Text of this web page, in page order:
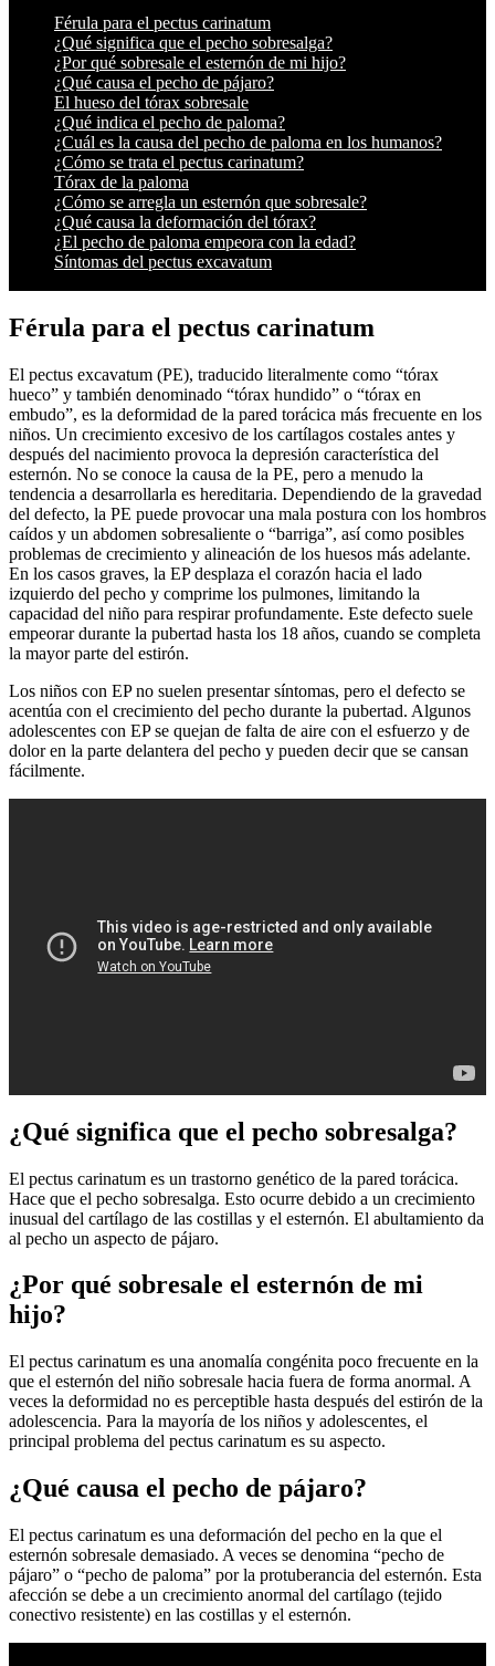
Férula para el pectus carinatum
¿Qué significa que el pecho sobresalga?
¿Por qué sobresale el esternón de mi hijo?
¿Qué causa el pecho de pájaro?
El hueso del tórax sobresale
¿Qué indica el pecho de paloma?
¿Cuál es la causa del pecho de paloma en los humanos?
¿Cómo se trata el pectus carinatum?
Tórax de la paloma
¿Cómo se arregla un esternón que sobresale?
¿Qué causa la deformación del tórax?
¿El pecho de paloma empeora con la edad?
Síntomas del pectus excavatum
Férula para el pectus carinatum
El pectus excavatum (PE), traducido literalmente como “tórax
hueco” y también denominado “tórax hundido” o “tórax en
embudo”, es la deformidad de la pared torácica más frecuente en los
niños. Un crecimiento excesivo de los cartílagos costales antes y
después del nacimiento provoca la depresión característica del
esternón. No se conoce la causa de la PE, pero a menudo la
tendencia a desarrollarla es hereditaria. Dependiendo de la gravedad
del defecto, la PE puede provocar una mala postura con los hombros
caídos y un abdomen sobresaliente o “barriga”, así como posibles
problemas de crecimiento y alineación de los huesos más adelante.
En los casos graves, la EP desplaza el corazón hacia el lado
izquierdo del pecho y comprime los pulmones, limitando la
capacidad del niño para respirar profundamente. Este defecto suele
empeorar durante la pubertad hasta los 18 años, cuando se completa
la mayor parte del estirón.
Los niños con EP no suelen presentar síntomas, pero el defecto se
acentúa con el crecimiento del pecho durante la pubertad. Algunos
adolescentes con EP se quejan de falta de aire con el esfuerzo y de
dolor en la parte delantera del pecho y pueden decir que se cansan
fácilmente.
¿Qué significa que el pecho sobresalga?
El pectus carinatum es un trastorno genético de la pared torácica.
Hace que el pecho sobresalga. Esto ocurre debido a un crecimiento
inusual del cartílago de las costillas y el esternón. El abultamiento da
al pecho un aspecto de pájaro.
¿Por qué sobresale el esternón de mi
hijo?
El pectus carinatum es una anomalía congénita poco frecuente en la
que el esternón del niño sobresale hacia fuera de forma anormal. A
veces la deformidad no es perceptible hasta después del estirón de la
adolescencia. Para la mayoría de los niños y adolescentes, el
principal problema del pectus carinatum es su aspecto.
¿Qué causa el pecho de pájaro?
El pectus carinatum es una deformación del pecho en la que el
esternón sobresale demasiado. A veces se denomina “pecho de
pájaro” o “pecho de paloma” por la protuberancia del esternón. Esta
afección se debe a un crecimiento anormal del cartílago (tejido
conectivo resistente) en las costillas y el esternón.